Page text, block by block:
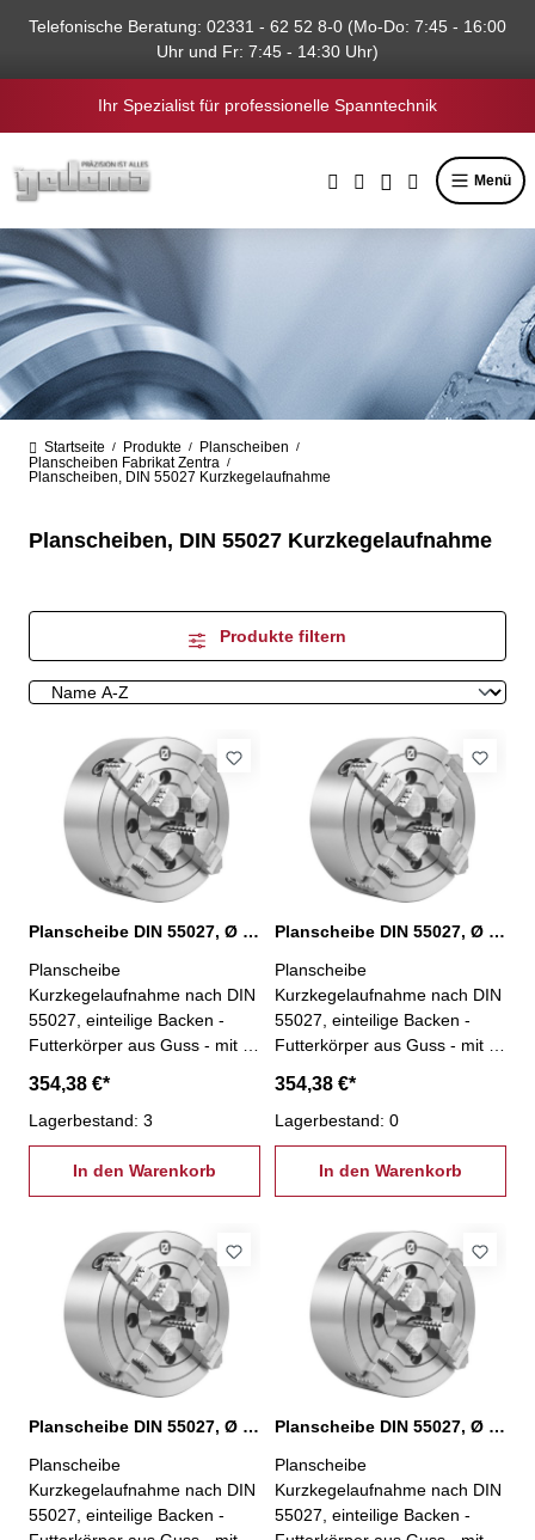
springen
Telefonische Beratung: 02331 - 62 52 8-0 (Mo-Do: 7:45 - 16:00
Uhr und Fr: 7:45 - 14:30 Uhr)
Ihr Spezialist für professionelle Spanntechnik
Menü
Startseite / Produkte / Planscheiben /
Planscheiben Fabrikat Zentra /
Planscheiben, DIN 55027 Kurzkegelaufnahme
Planscheiben, DIN 55027 Kurzkegelaufnahme
Produkte filtern
Planscheibe DIN 55027, Ø 200 mm, KK 4
Planscheibe
Kurzkegelaufnahme nach DIN
55027, einteilige Backen -
Futterkörper aus Guss - mit 4
besonders geeignet zum
Spannen von unregelmäßig
geformten Werkstücken- inkl.
je 1 Satz einteiliger
Umkehrbacken,
Befestigungsschrauben - Ø
200 mm, KK 4
354,38 €*
Lagerbestand: 3
In den Warenkorb
Planscheibe DIN 55027, Ø 200 mm, KK 5
Planscheibe
Kurzkegelaufnahme nach DIN
55027, einteilige Backen -
Futterkörper aus Guss - mit 4
besonders geeignet zum
Spannen von unregelmäßig
geformten Werkstücken- inkl.
je 1 Satz einteiliger
Umkehrbacken,
Befestigungsschrauben - Ø
200 mm, KK 5
354,38 €*
Lagerbestand: 0
In den Warenkorb
Planscheibe DIN 55027, Ø 200 mm, KK 6
Planscheibe
Kurzkegelaufnahme nach DIN
55027, einteilige Backen -
Planscheibe DIN 55027, Ø 250 mm, KK 5
Planscheibe
Kurzkegelaufnahme nach DIN
55027, einteilige Backen -